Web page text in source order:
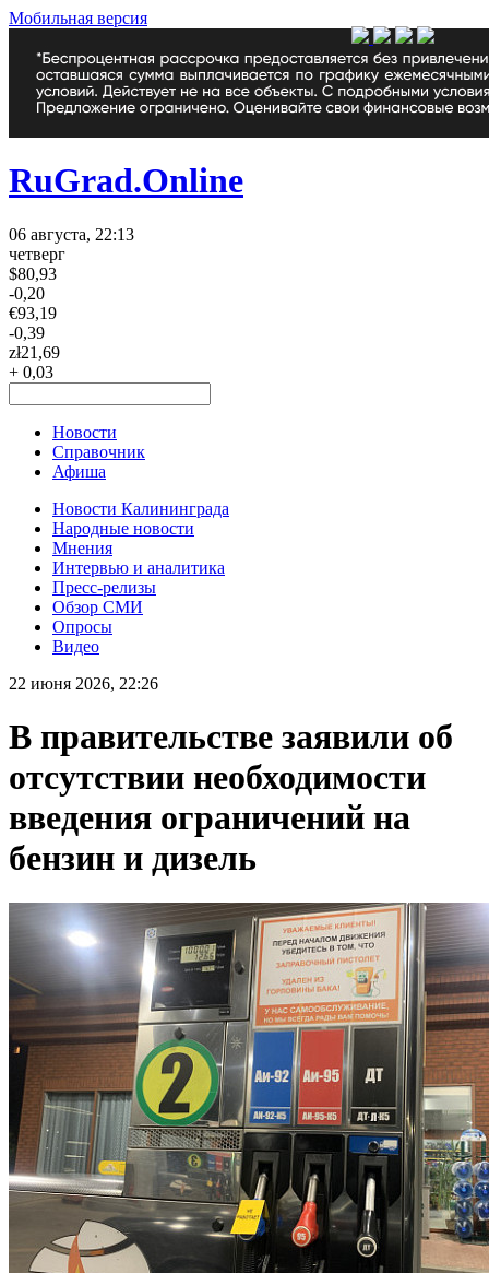
Мобильная версия
RuGrad.Online
06 августа, 22:13
четверг
$80,93
-0,20
€93,19
-0,39
zł21,69
+ 0,03
Новости
Справочник
Афиша
Новости Калининграда
Народные новости
Мнения
Интервью и аналитика
Пресс-релизы
Обзор СМИ
Опросы
Видео
22 июня 2026, 22:26
В правительстве заявили об
отсутствии необходимости
введения ограничений на
бензин и дизель